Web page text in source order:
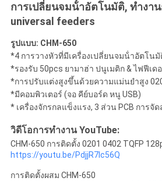
การเปลี่ยนจมน้ําอัตโนมัติ, ทํางาน
universal feeders
รูปแบบ: CHM-650
*4 การวางหัวที่มีเครื่องเปลี่ยนจมน้ําอัตโนมั
*รองรับ 50pcs ยามาฮ่า ปนูเมติก & ไฟฟีเด
*การปรับแต่งสูงขึ้นด้วยความแม่นยําสูง
*มีคอมพิวเตอร์ (จอ คีย์บอร์ด หนู USB)
* เครื่องจักรกลแข็งแรง, 3 ส่วน PCB การจั
วิดีโอการทํางาน YouTube:
CHM-650 การติดตั้ง 0201 0402 TQFP
https://youtu.be/PdjjR7lc56Q
การติดตั้งผสม CHM-650